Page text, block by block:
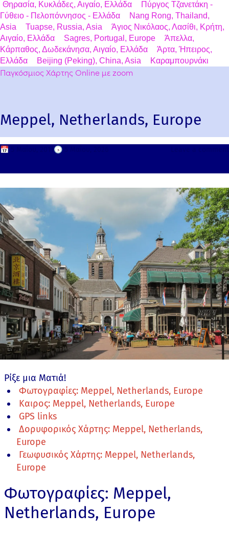
Θηρασία, Κυκλάδες, Αιγαίο, Ελλάδα
Πύργος Τζανετάκη -
Γύθειο - Πελοπόννησος - Ελλάδα
Nang Rong, Thailand,
Asia
Tuapse, Russia, Asia
Άγιος Νικόλαος, Λασίθι, Κρήτη,
Αιγαίο, Ελλάδα
Sagres, Portugal, Europe
Άπελλα,
Κάρπαθος, Δωδεκάνησα, Αιγαίο, Ελλάδα
Άρτα, Ήπειρος,
Ελλάδα
Beijing (Peking), China, Asia Καραμπουρνάκι
Παγκόσμιος Χάρτης Online με zoom
Meppel, Netherlands, Europe
📅 🕟
Ρίξε μια Ματιά!
Φωτογραφίες: Meppel, Netherlands, Europe
Καιρος: Meppel, Netherlands, Europe
GPS links
Δορυφορικός Χάρτης: Meppel, Netherlands,
Europe
Γεωφυσικός Χάρτης: Meppel, Netherlands,
Europe
Φωτογραφίες: Meppel,
Netherlands, Europe